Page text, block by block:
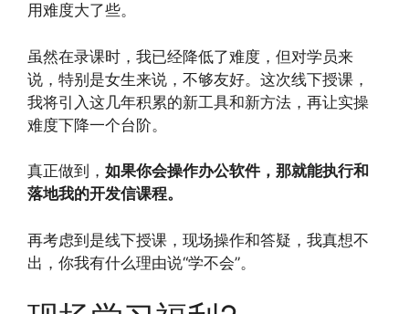
用难度大了些。
虽然在录课时，我已经降低了难度，但对学员来
说，特别是女生来说，不够友好。这次线下授课，
我将引入这几年积累的新工具和新方法，再让实操
难度下降一个台阶。
真正做到， 如果你会操作办公软件，那就能执行和
落地我的开发信课程。
再考虑到是线下授课，现场操作和答疑，我真想不
出，你我有什么理由说“学不会”。